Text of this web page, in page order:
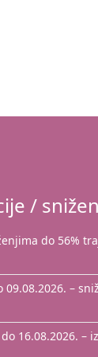
/
do 56%
09.08.2026. –
16.08.2026. –